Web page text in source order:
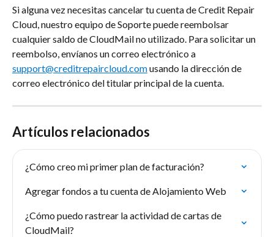
Si alguna vez necesitas cancelar tu cuenta de Credit Repair
Cloud, nuestro equipo de Soporte puede reembolsar
cualquier saldo de CloudMail no utilizado. Para solicitar un
reembolso, envíanos un correo electrónico a
support@creditrepaircloud.com usando la dirección de
correo electrónico del titular principal de la cuenta.
Artículos relacionados
¿Cómo creo mi primer plan de facturación?
Agregar fondos a tu cuenta de Alojamiento Web
¿Cómo puedo rastrear la actividad de cartas de
CloudMail?